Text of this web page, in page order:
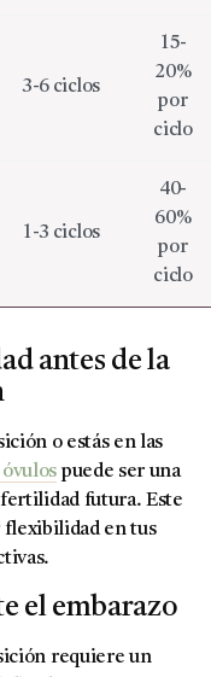
3-6 ciclos
15-
20%
por
ciclo
1-3 ciclos
40-
60%
por
ciclo
antes de la
o estás en las
puede ser una
futura. Este
en tus
el embarazo
requiere un